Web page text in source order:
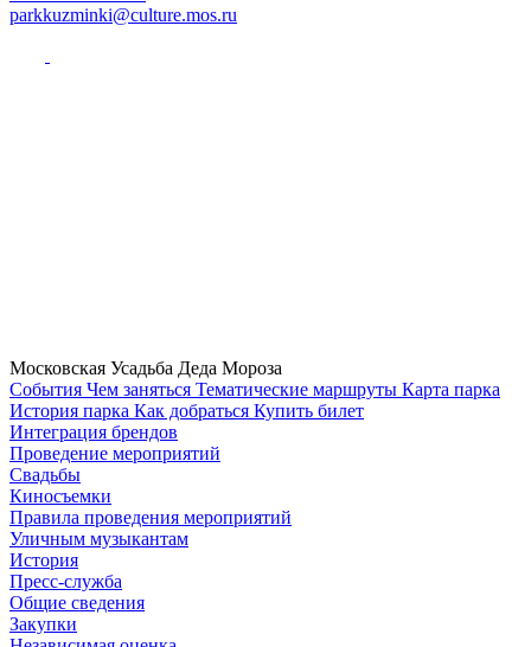
parkkuzminki@culture.mos.ru
Московская Усадьба Деда Мороза
Cобытия Чем заняться Тематические маршруты Карта парка
История парка Как добраться Купить билет
Интеграция брендов
Проведение мероприятий
Свадьбы
Киносъемки
Правила проведения мероприятий
Уличным музыкантам
История
Пресс-служба
Общие сведения
Закупки